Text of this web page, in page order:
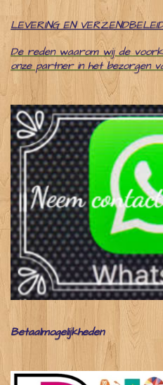
LEVERING EN
De reden waarom wij de
onze partner in het bezorgen
Betaalmogelijkheden